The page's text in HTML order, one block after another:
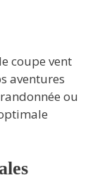
coupe vent
aventures
ou